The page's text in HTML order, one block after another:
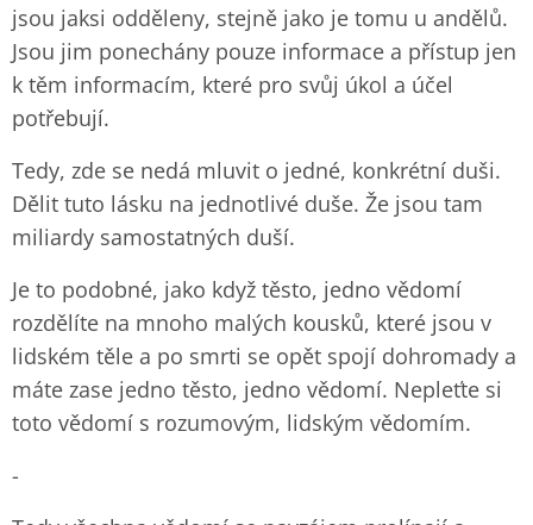
jsou jaksi odděleny, stejně jako je tomu u andělů.
Jsou jim ponechány pouze informace a přístup jen
k těm informacím, které pro svůj úkol a účel
potřebují.
Tedy, zde se nedá mluvit o jedné, konkrétní duši.
Dělit tuto lásku na jednotlivé duše. Že jsou tam
miliardy samostatných duší.
Je to podobné, jako když těsto, jedno vědomí
rozdělíte na mnoho malých kousků, které jsou v
lidském těle a po smrti se opět spojí dohromady a
máte zase jedno těsto, jedno vědomí. Nepleťte si
toto vědomí s rozumovým, lidským vědomím.
-